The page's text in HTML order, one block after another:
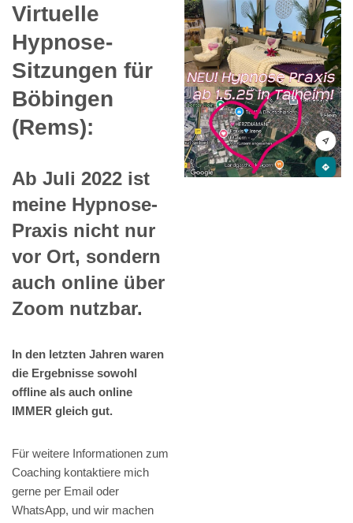
Virtuelle
Hypnose-
Sitzungen für
Böbingen
(Rems):
Ab Juli 2022 ist
meine Hypnose-
Praxis nicht nur
vor Ort, sondern
auch online über
Zoom nutzbar.
In den letzten Jahren waren
die Ergebnisse sowohl
offline als auch online
IMMER gleich gut.
Für weitere Informationen zum
Coaching kontaktiere mich
gerne per Email oder
WhatsApp, und wir machen